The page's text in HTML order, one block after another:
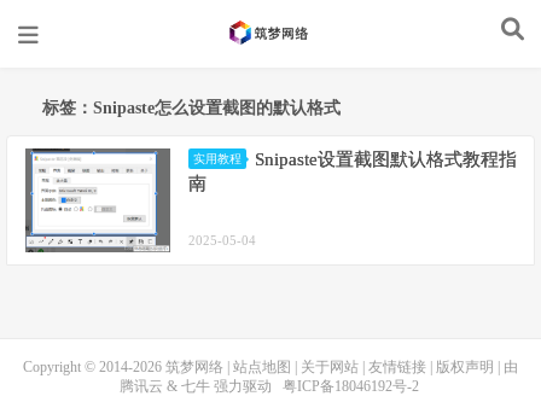
标签：Snipaste怎么设置截图的默认格式​
实用教程
Snipaste设置截图默认格式教程指
南
2025-05-04
Copyright © 2014-2026 筑梦网络 站点地图 关于网站 友情链接 版权声明
| 由
腾讯云 & 七牛强力驱动 粤ICP备18046192号-2